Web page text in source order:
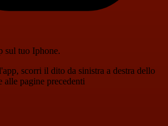
sul tuo Iphone.
scorri il dito da sinistra a destra dello
alle pagine precedenti